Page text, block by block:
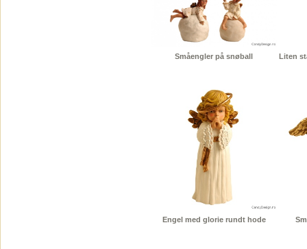
Småengler på snøball Liten
Engel med glorie rundt hode